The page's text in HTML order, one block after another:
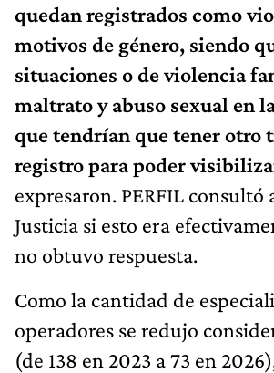
quedan registrados como
motivos de género, siendo
situaciones o de violencia
maltrato y abuso sexual en
que tendrían que tener otro
registro para poder
expresaron. PERFIL consultó
Justicia si esto era
no obtuvo respuesta.
Como la cantidad de
operadores se redujo
(de 138 en 2023 a 73 en